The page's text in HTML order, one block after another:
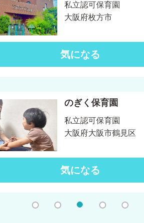
私立認可保育園
大阪府枚方市
気になる
のぎく保育園
私立認可保育園
大阪府大阪市鶴見区
気になる